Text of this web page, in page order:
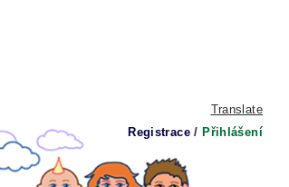
Translate
Registrace / Přihlášení